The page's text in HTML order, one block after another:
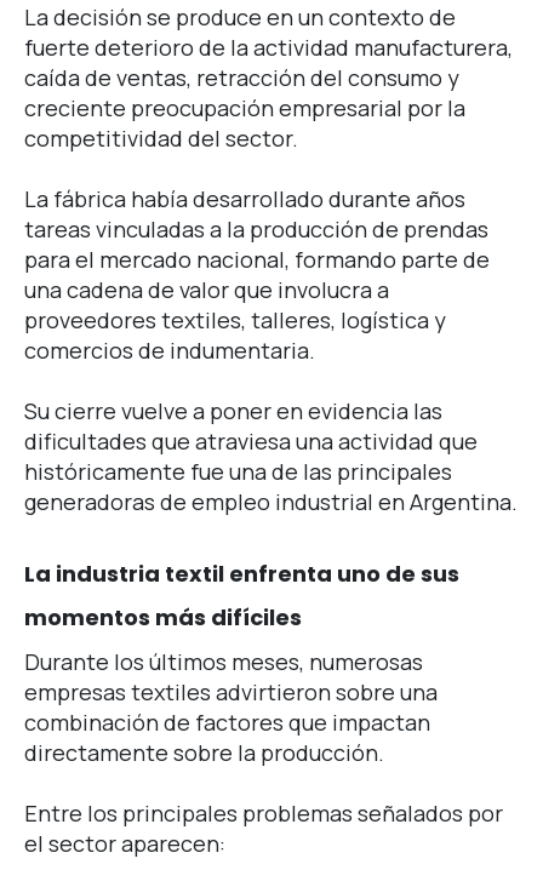
La decisión se produce en un contexto de
fuerte deterioro de la actividad manufacturera,
caída de ventas, retracción del consumo y
creciente preocupación empresarial por la
competitividad del sector.
La fábrica había desarrollado durante años
tareas vinculadas a la producción de prendas
para el mercado nacional, formando parte de
una cadena de valor que involucra a
proveedores textiles, talleres, logística y
comercios de indumentaria.
Su cierre vuelve a poner en evidencia las
dificultades que atraviesa una actividad que
históricamente fue una de las principales
generadoras de empleo industrial en Argentina.
La industria textil enfrenta uno de sus
momentos más difíciles
Durante los últimos meses, numerosas
empresas textiles advirtieron sobre una
combinación de factores que impactan
directamente sobre la producción.
Entre los principales problemas señalados por
el sector aparecen: